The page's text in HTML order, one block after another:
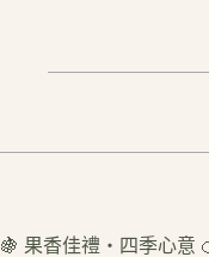
🍇 果香佳禮・四季心意